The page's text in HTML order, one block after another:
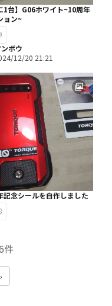
1台】G06ホワイト~10周年
ョン~
ボウ
12/20 21:21
記念シールを自作しました
件
›